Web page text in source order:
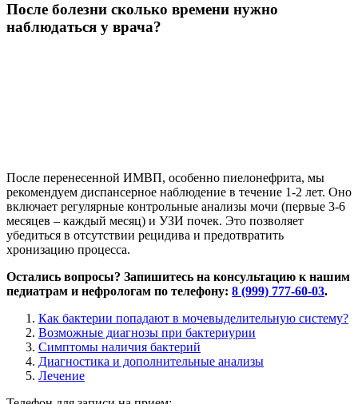
После болезни сколько времени нужно
наблюдаться у врача?
После перенесенной ИМВП, особенно пиелонефрита, мы
рекомендуем диспансерное наблюдение в течение 1-2 лет. Оно
включает регулярные контрольные анализы мочи (первые 3-6
месяцев – каждый месяц) и УЗИ почек. Это позволяет
убедиться в отсутствии рецидива и предотвратить
хронизацию процесса.
Остались вопросы? Запишитесь на консультацию к нашим
педиатрам и нефрологам по телефону: 8 (999) 777-60-03.
Как бактерии попадают в мочевыделительную систему?
Возможные диагнозы при бактериурии
Симптомы наличия бактерий
Диагностика и дополнительные анализы
Лечение